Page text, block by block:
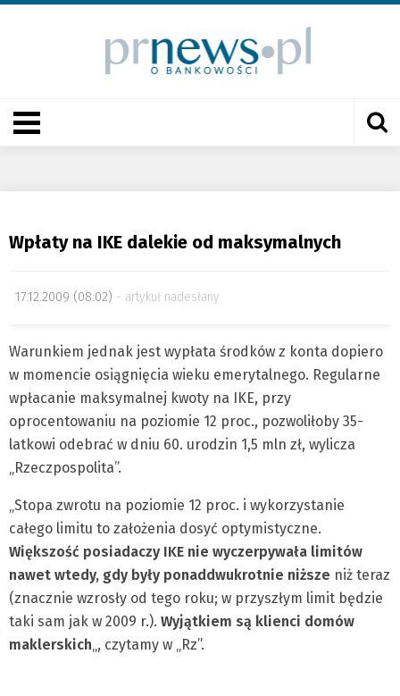
Wpłaty na IKE dalekie od maksymalnych
17.12.2009 (08:02) artykuł nadesłany
Warunkiem jednak jest wypłata środków z konta dopiero
w momencie osiągnięcia wieku emerytalnego. Regularne
wpłacanie maksymalnej kwoty na IKE, przy
oprocentowaniu na poziomie 12 proc., pozwoliłoby 35-
latkowi odebrać w dniu 60. urodzin 1,5 mln zł, wylicza
„Rzeczpospolita”.
„Stopa zwrotu na poziomie 12 proc. i wykorzystanie
całego limitu to założenia dosyć optymistyczne.
Większość posiadaczy IKE nie wyczerpywała limitów
nawet wtedy, gdy były ponaddwukrotnie niższe niż teraz
(znacznie wzrosły od tego roku; w przyszłym limit będzie
taki sam jak w 2009 r.). Wyjątkiem są klienci domów
maklerskich„, czytamy w „Rz”.